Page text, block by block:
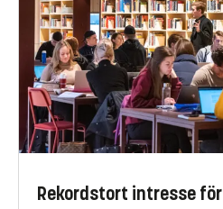
Rekordstort intresse